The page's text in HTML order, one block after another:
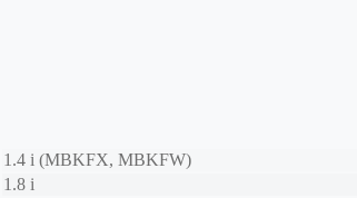
1.4 i (MBKFX, MBKFW)
1.8 i